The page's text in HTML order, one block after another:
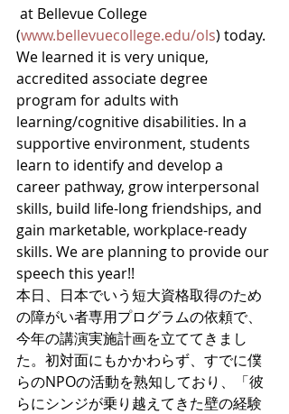
(www.bellevuecollege.edu/ols) today.
We learned it is very unique,
accredited associate degree
program for adults with
learning/cognitive disabilities. In a
supportive environment, students
learn to identify and develop a
career pathway, grow interpersonal
skills, build life-long friendships, and
gain marketable, workplace-ready
skills. We are planning to provide our
speech this year!!
本日、日本でいう短大資格取得のため
の障がい者専用プログラムの依頼で、
今年の講演実施計画を立ててきまし
た。初対面にもかかわらず、すでに僕
らのNPOの活動を熟知しており、「彼
らにシンジが乗り越えてきた壁の経験